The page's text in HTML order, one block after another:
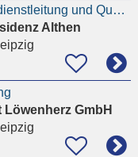
Stellvertretende Pflegedienstleitung und Qualitätsbeauftragte (m/w/d)
Althen
GmbH